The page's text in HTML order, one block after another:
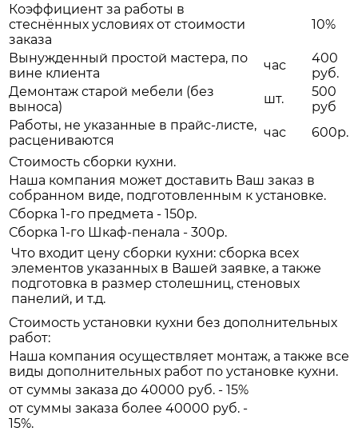
Коэффициент за работы в
стеснённых условиях от стоимости
заказа
10%
Вынужденный простой мастера, по
вине клиента
час
400
руб.
Демонтаж старой мебели (без
выноса)
шт.
500
руб
Работы, не указанные в прайс-листе,
расцениваются
час
600р.
Стоимость сборки кухни.
Наша компания может доставить Ваш заказ в
собранном виде, подготовленным к установке.
Сборка 1-го предмета - 150р.
Сборка 1-го Шкаф-пенала - 300р.
Что входит цену сборки кухни: сборка всех
элементов указанных в Вашей заявке, а также
подготовка в размер столешниц, стеновых
панелий, и т.д.
Стоимость установки кухни без дополнительных
работ:
Наша компания осуществляет монтаж, а также все
виды дополнительных работ по установке кухни.
от суммы заказа до 40000 руб. - 15%
от суммы заказа более 40000 руб. -
15%.